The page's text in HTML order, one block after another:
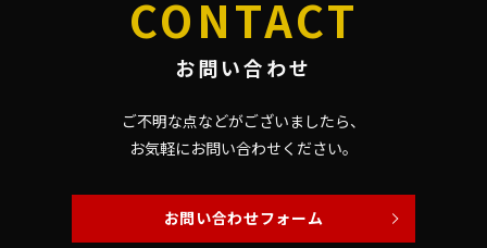
CONTACT
お問い合わせ
ご不明な点などがございましたら、
お気軽にお問い合わせください。
お問い合わせフォーム